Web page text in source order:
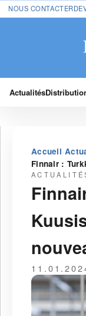
NOUS CONTACTER
Actualités
Accueil›
Finnair :